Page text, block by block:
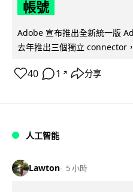
帳號
Adobe 宣布推出全新統一版
去年推出三個獨立 connector
40 1 ↗ 分享
人工智能
Lawton 5 小時